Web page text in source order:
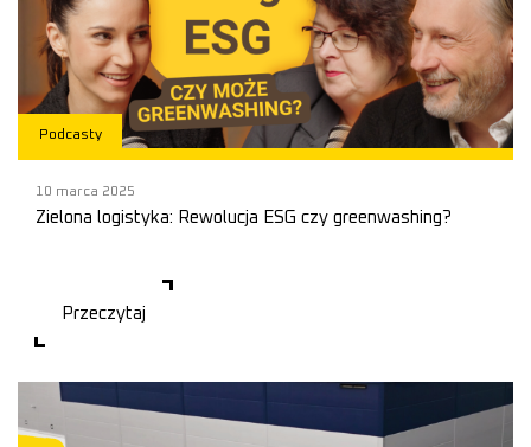
Podcasty
10 marca 2025
Zielona logistyka: Rewolucja ESG czy greenwashing?
Przeczytaj